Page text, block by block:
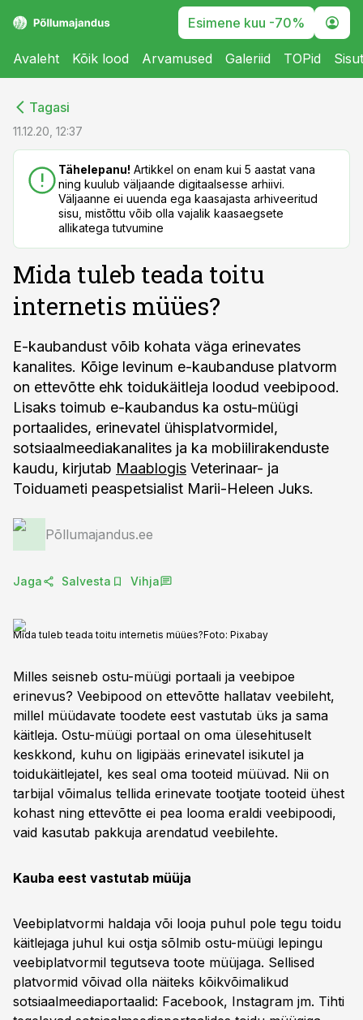
Esimene kuu -70%
Avaleht Kõik lood Arvamused Galeriid TOPid
Tagasi
11.12.20, 12:37
Tähelepanu! Artikkel on enam kui 5 aastat vana
ning kuulub väljaande digitaalsesse arhiivi.
Väljaanne ei uuenda ega kaasajasta arhiveeritud
sisu, mistõttu võib olla vajalik kaasaegsete
allikatega tutvumine
Mida tuleb teada toitu
internetis müües?
E-kaubandust võib kohata väga erinevates
kanalites. Kõige levinum e-kaubanduse platvorm
on ettevõtte ehk toidukäitleja loodud veebipood.
Lisaks toimub e-kaubandus ka ostu-müügi
portaalides, erinevatel ühisplatvormidel,
sotsiaalmeediakanalites ja ka mobiilirakenduste
kaudu, kirjutab Maablogis Veterinaar- ja
Toiduameti peaspetsialist Marii-Heleen Juks.
Põllumajandus.ee
Jaga Salvesta Vihja
Mida tuleb teada toitu internetis müües?Foto: Pixabay
Milles seisneb ostu-müügi portaali ja veebipoe
erinevus? Veebipood on ettevõtte hallatav veebileht,
millel müüdavate toodete eest vastutab üks ja sama
käitleja. Ostu-müügi portaal on oma ülesehituselt
keskkond, kuhu on ligipääs erinevatel isikutel ja
toidukäitlejatel, kes seal oma tooteid müüvad. Nii on
tarbijal võimalus tellida erinevate tootjate tooteid ühest
kohast ning ettevõtte ei pea looma eraldi veebipoodi,
vaid kasutab pakkuja arendatud veebilehte.
Kauba eest vastutab müüja
Veebiplatvormi haldaja või looja puhul pole tegu toidu
käitlejaga juhul kui ostja sõlmib ostu-müügi lepingu
veebiplatvormil tegutseva toote müüjaga. Sellised
platvormid võivad olla näiteks kõikvõimalikud
sotsiaalmeediaportaalid: Facebook, Instagram jm. Tihti